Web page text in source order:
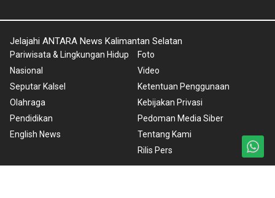
Jelajahi ANTARA News Kalimantan Selatan
Pariwisata & Lingkungan Hidup
Nasional
Seputar Kalsel
Olahraga
Pendidikan
English News
Foto
Video
Ketentuan Penggunaan
Kebijakan Privasi
Pedoman Media Siber
Tentang Kami
Rilis Pers